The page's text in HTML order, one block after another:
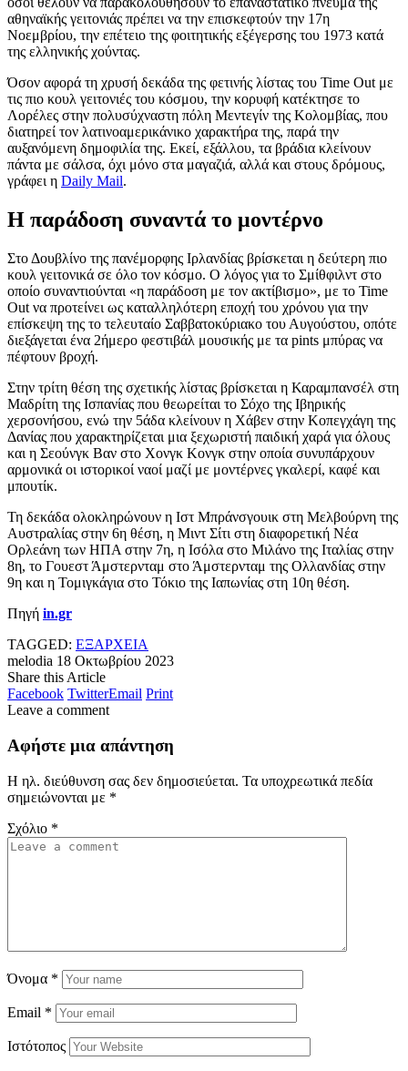
αθηναϊκής γειτονιάς πρέπει να την επισκεφτούν την 17η
Νοεμβρίου, την επέτειο της φοιτητικής εξέγερσης του 1973 κατά
της ελληνικής χούντας.
Όσον αφορά τη χρυσή δεκάδα της φετινής λίστας του Time Out με
τις πιο κουλ γειτονιές του κόσμου, την κορυφή κατέκτησε το
Λορέλες στην πολυσύχναστη πόλη Μεντεγίν της Κολομβίας, που
διατηρεί τον λατινοαμερικάνικο χαρακτήρα της, παρά την
αυξανόμενη δημοφιλία της. Εκεί, εξάλλου, τα βράδια κλείνουν
πάντα με σάλσα, όχι μόνο στα μαγαζιά, αλλά και στους δρόμους,
γράφει η Daily Mail.
Η παράδοση συναντά το μοντέρνο
Στο Δουβλίνο της πανέμορφης Ιρλανδίας βρίσκεται η δεύτερη πιο
κουλ γειτονικά σε όλο τον κόσμο. Ο λόγος για το Σμίθφιλντ στο
οποίο συναντιούνται «η παράδοση με τον ακτίβισμο», με το Time
Out να προτείνει ως καταλληλότερη εποχή του χρόνου για την
επίσκεψη της το τελευταίο Σαββατοκύριακο του Αυγούστου, οπότε
διεξάγεται ένα 2ήμερο φεστιβάλ μουσικής με τα pints μπύρας να
πέφτουν βροχή.
Στην τρίτη θέση της σχετικής λίστας βρίσκεται η Καραμπανσέλ στη
Μαδρίτη της Ισπανίας που θεωρείται το Σόχο της Ιβηρικής
χερσονήσου, ενώ την 5άδα κλείνουν η Χάβεν στην Κοπεγχάγη της
Δανίας που χαρακτηρίζεται μια ξεχωριστή παιδική χαρά για όλους
και η Σεούνγκ Βαν στο Χονγκ Κονγκ στην οποία συνυπάρχουν
αρμονικά οι ιστορικοί ναοί μαζί με μοντέρνες γκαλερί, καφέ και
μπουτίκ.
Τη δεκάδα ολοκληρώνουν η Ιστ Μπράνσγουικ στη Μελβούρνη της
Αυστραλίας στην 6η θέση, η Μιντ Σίτι στη διαφορετική Νέα
Ορλεάνη των ΗΠΑ στην 7η, η Ισόλα στο Μιλάνο της Ιταλίας στην
8η, το Γουεστ Άμστερνταμ στο Άμστερνταμ της Ολλανδίας στην
9η και η Τομιγκάγια στο Τόκιο της Ιαπωνίας στη 10η θέση.
Πηγή in.gr
TAGGED: ΕΞΑΡΧΕΙΑ
melodia 18 Οκτωβρίου 2023
Share this Article
Facebook TwitterEmail Print
Leave a comment
Αφήστε μια απάντηση
Η ηλ. διεύθυνση σας δεν δημοσιεύεται. Τα υποχρεωτικά πεδία
σημειώνονται με *
Σχόλιο *
Όνομα *
Email *
Ιστότοπος